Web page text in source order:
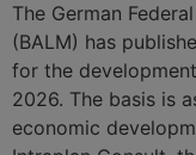
The German
(BALM) has
for the
2026. The basis is
economic